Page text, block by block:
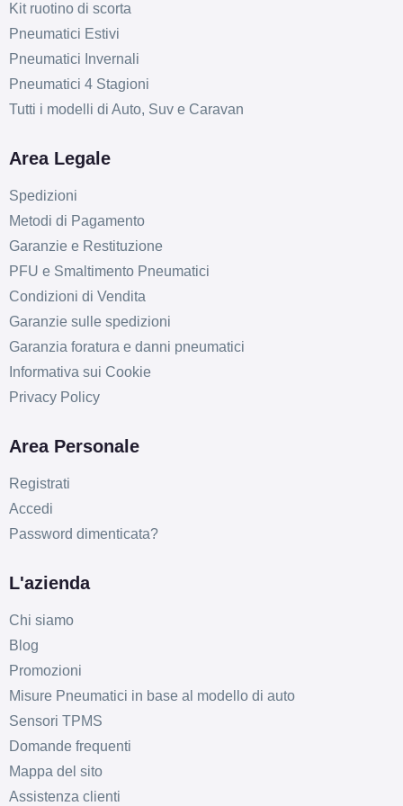
Kit ruotino di scorta
Pneumatici Estivi
Pneumatici Invernali
Pneumatici 4 Stagioni
Tutti i modelli di Auto, Suv e Caravan
Area Legale
Spedizioni
Metodi di Pagamento
Garanzie e Restituzione
PFU e Smaltimento Pneumatici
Condizioni di Vendita
Garanzie sulle spedizioni
Garanzia foratura e danni pneumatici
Informativa sui Cookie
Privacy Policy
Area Personale
Registrati
Accedi
Password dimenticata?
L'azienda
Chi siamo
Blog
Promozioni
Misure Pneumatici in base al modello di auto
Sensori TPMS
Domande frequenti
Mappa del sito
Assistenza clienti